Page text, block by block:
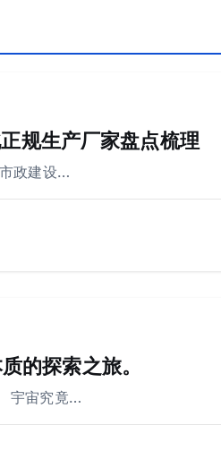
规生产厂家盘点梳理
政建设…
的探索之旅。
宇宙究竟…